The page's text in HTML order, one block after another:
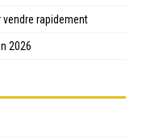
rapidement
2026